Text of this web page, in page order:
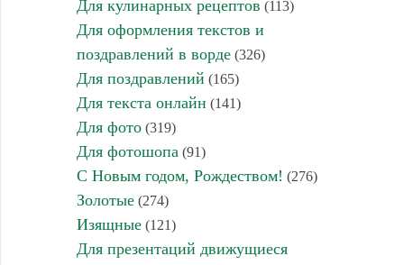
Для кулинарных рецептов (113)
Для оформления текстов и
поздравлений в ворде(326)
Для поздравлений (165)
Для текста онлайн (141)
Для фото(319)
Для фотошопа (91)
С Новым годом, Рождеством! (276)
Золотые(274)
Изящные(121)
Для презентаций движущиеся